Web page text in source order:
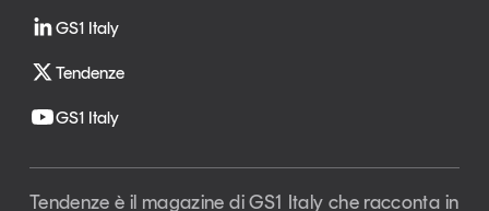
GS1 Italy
Tendenze
GS1 Italy
Tendenze è il magazine di GS1 Italy che racconta in